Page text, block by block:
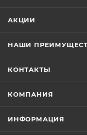
АКЦИИ
НАШИ
КОНТАКТЫ
КОМПАНИЯ
ИНФОРМАЦИЯ